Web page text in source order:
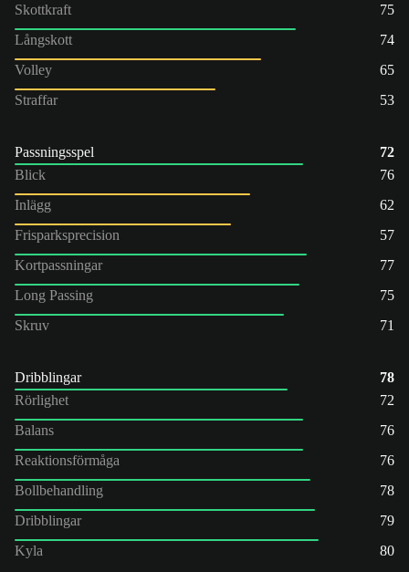
Skottkraft
75
Långskott
74
Volley
65
Straffar
53
Passningsspel
72
Blick
76
Inlägg
62
Frisparksprecision
57
Kortpassningar
77
Long Passing
75
Skruv
71
Dribblingar
78
Rörlighet
72
Balans
76
Reaktionsförmåga
76
Bollbehandling
78
Dribblingar
79
Kyla
80